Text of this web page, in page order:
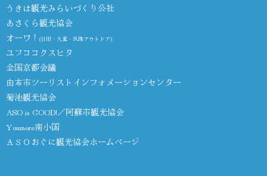
うきは観光みらいづくり公社
あさくら観光協会
オーワ！ (日田・九重・玖珠アウトドア)
ユフココクスヒタ
全国京都会議
由布市ツーリストインフォメーションセンター
菊池観光協会
ASO is GOOD!／阿蘇市観光協会
Youmore南小国
ＡＳＯおぐに観光協会ホームページ